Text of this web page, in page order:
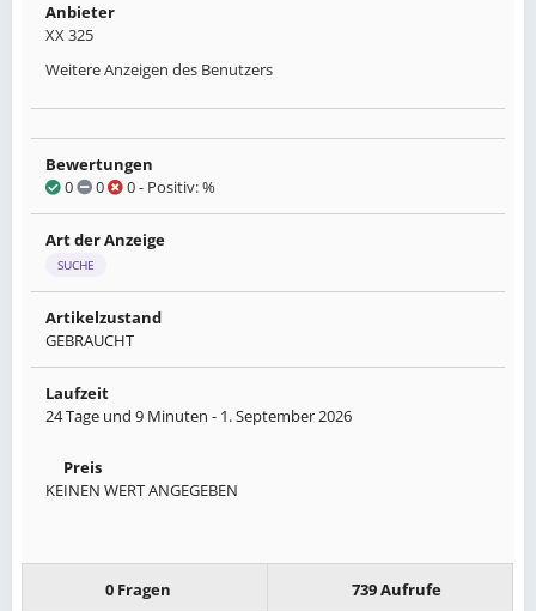
Anbieter
XX 325
Weitere Anzeigen des Benutzers
Bewertungen
0
0 0- Positiv: %
Art der Anzeige
SUCHE
Artikelzustand
GEBRAUCHT
Laufzeit
24 Tage und 9 Minuten - 1. September 2026
Preis
KEINEN WERT ANGEGEBEN
0 Fragen 739 Aufrufe